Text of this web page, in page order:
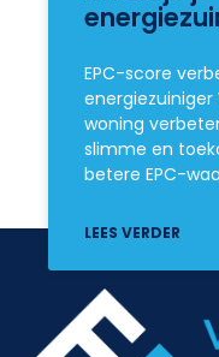
EPC-score
energiezuiniger
woning
slimme en
betere EPC-
LEES VERDER